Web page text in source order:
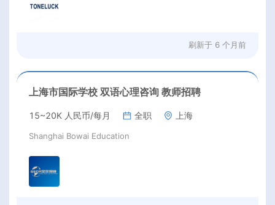
刷新于 6 个月前
上海市国际学校 双语心理咨询 教师招聘
15~20K 人民币/每月 全职 上海
Shanghai Bowai Education